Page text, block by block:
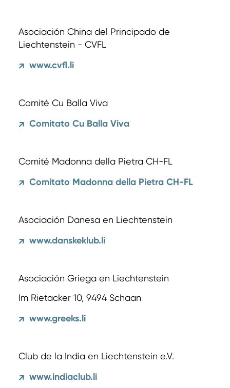
Asociación China del Principado de
Liechtenstein - CVFL
↗ www.cvfl.li
Comité Cu Balla Viva
↗ Comitato Cu Balla Viva
Comité Madonna della Pietra CH-FL
↗ Comitato Madonna della Pietra CH-FL
Asociación Danesa en Liechtenstein
↗ www.danskeklub.li
Asociación Griega en Liechtenstein
Im Rietacker 10, 9494 Schaan
↗ www.greeks.li
Club de la India en Liechtenstein e.V.
↗ www.indiaclub.li